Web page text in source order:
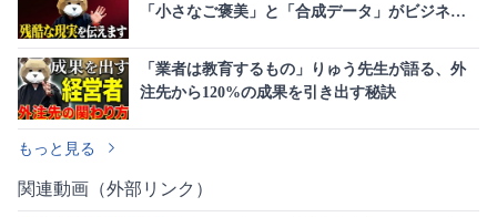
「小さなご褒美」と「合成データ」がビジネス
「業者は教育するもの」りゅう先生が語る、外
注先から120%の成果を引き出す秘訣
もっと見る
関連動画（外部リンク）